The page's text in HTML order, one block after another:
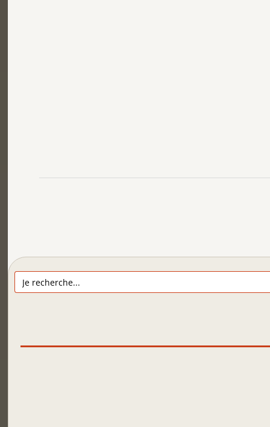
Search
for: